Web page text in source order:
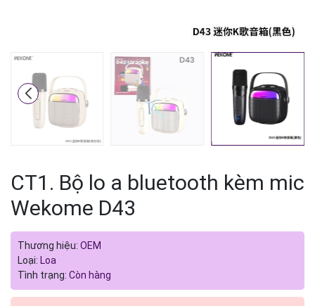
CT1. Bộ lo a bluetooth kèm mic
Wekome D43
Thương hiệu: OEM
Loại: Loa
Tình trạng: Còn hàng